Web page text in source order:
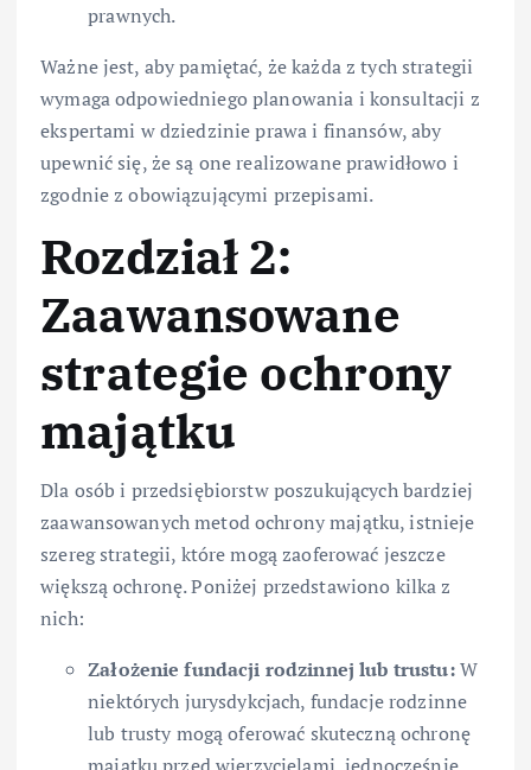
prawnych.
Ważne jest, aby pamiętać, że każda z tych strategii
wymaga odpowiedniego planowania i konsultacji z
ekspertami w dziedzinie prawa i finansów, aby
upewnić się, że są one realizowane prawidłowo i
zgodnie z obowiązującymi przepisami.
Rozdział 2:
Zaawansowane
strategie ochrony
majątku
Dla osób i przedsiębiorstw poszukujących bardziej
zaawansowanych metod ochrony majątku, istnieje
szereg strategii, które mogą zaoferować jeszcze
większą ochronę. Poniżej przedstawiono kilka z
nich:
Założenie fundacji rodzinnej lub trustu:W
niektórych jurysdykcjach, fundacje rodzinne
lub trusty mogą oferować skuteczną ochronę